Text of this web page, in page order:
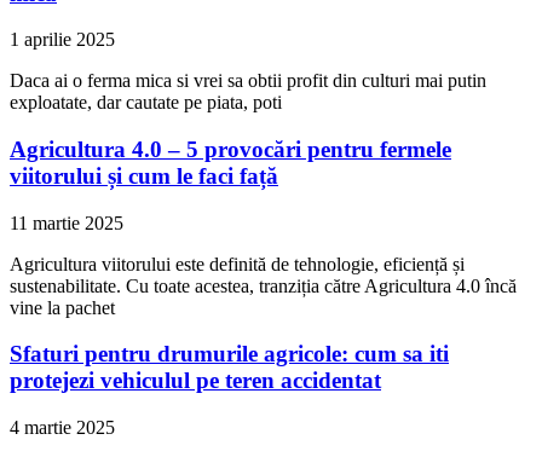
1 aprilie 2025
Daca ai o ferma mica si vrei sa obtii profit din culturi mai putin
exploatate, dar cautate pe piata, poti
Agricultura 4.0 – 5 provocări pentru fermele
viitorului și cum le faci față
11 martie 2025
Agricultura viitorului este definită de tehnologie, eficiență și
sustenabilitate. Cu toate acestea, tranziția către Agricultura 4.0 încă
vine la pachet
Sfaturi pentru drumurile agricole: cum sa iti
protejezi vehiculul pe teren accidentat
4 martie 2025